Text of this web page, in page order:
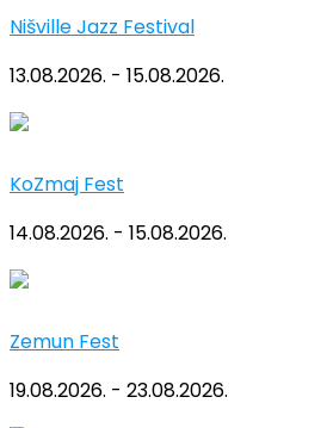
Nišville Jazz Festival
13.08.2026. - 15.08.2026.
KoZmaj Fest
14.08.2026. - 15.08.2026.
Zemun Fest
19.08.2026. - 23.08.2026.